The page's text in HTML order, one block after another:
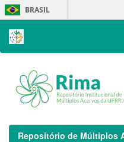
Skip
navigation
BRASIL
Repositório de Múltiplos